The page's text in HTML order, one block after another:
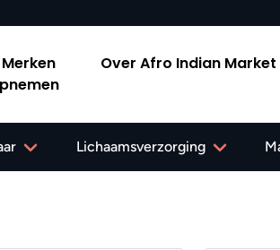
Merken
Over Afro Indian Market
Lichaamsverzorging